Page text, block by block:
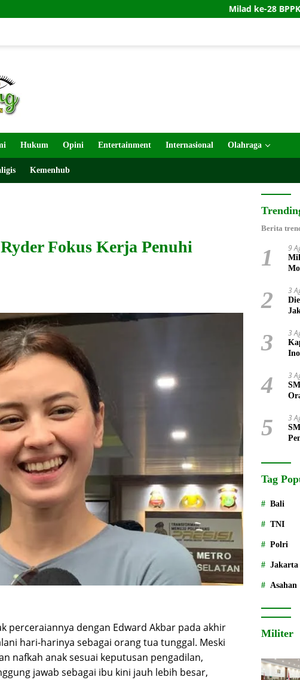
Milad ke-28 BPPKB 98 di
Hukum Opini Entertainment Internasional Olahraga
Kemenhub
Fokus Kerja Penuhi
perceraiannya dengan Edward Akbar pada akhir
hari-harinya sebagai orang tua tunggal. Meski
nafkah anak sesuai keputusan pengadilan,
jawab sebagai ibu kini jauh lebih besar,
Berita
1 9
2 3
3 3
4 3
5 3
Tag
Bali
TNI
Polri
Jakarta
Asahan
Militer